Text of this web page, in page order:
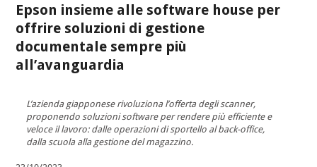
Epson insieme alle software house per
offrire soluzioni di gestione
documentale sempre più
all’avanguardia
L’azienda giapponese rivoluziona l’offerta degli scanner,
proponendo soluzioni software per rendere più efficiente e
veloce il lavoro: dalle operazioni di sportello al back-office,
dalla scuola alla gestione del magazzino.